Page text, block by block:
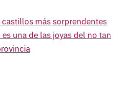
más sorprendentes
una de las joyas del no tan